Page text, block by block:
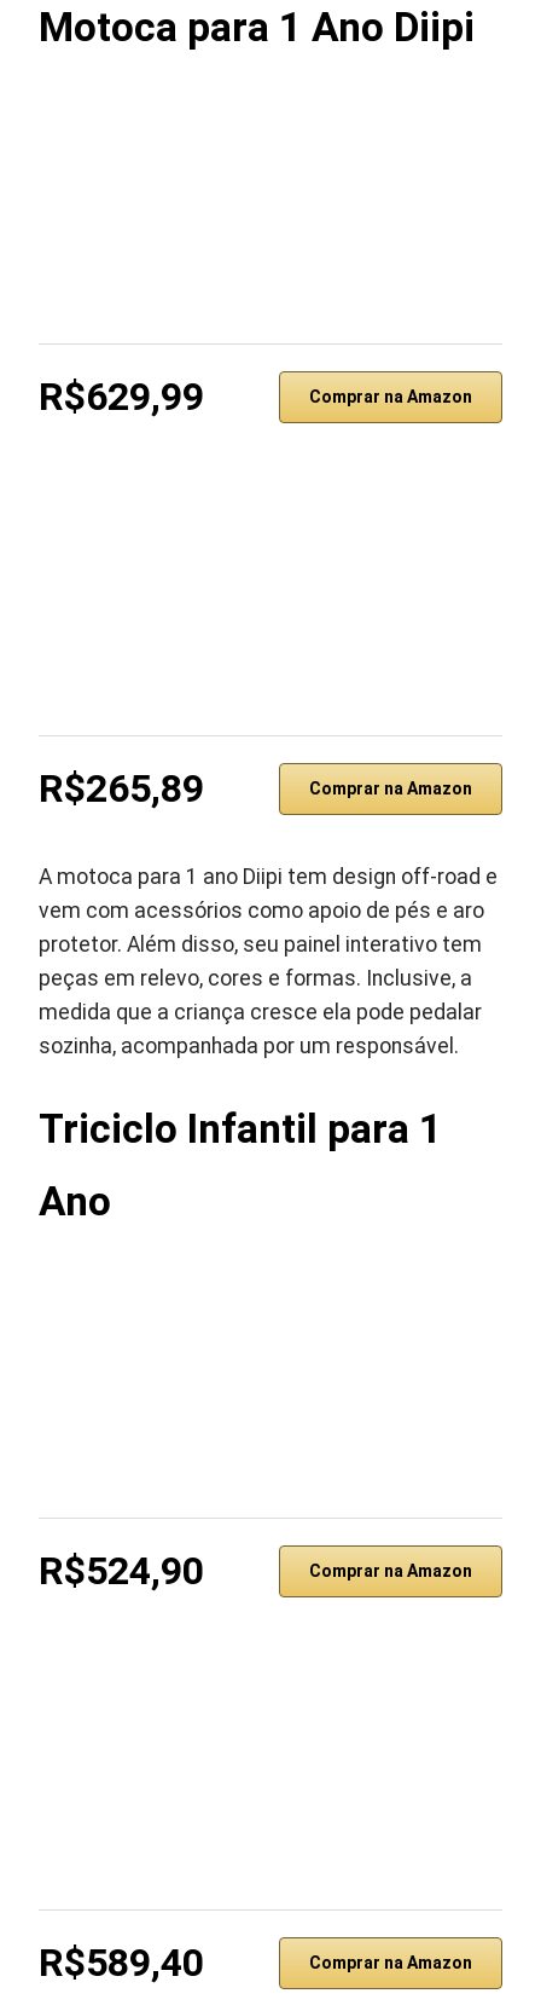
Motoca para 1 Ano Diipi
R$629,99 Comprar na Amazon
R$265,89 Comprar na Amazon
A motoca para 1 ano Diipi tem design off-road e
vem com acessórios como apoio de pés e aro
protetor. Além disso, seu painel interativo tem
peças em relevo, cores e formas. Inclusive, a
medida que a criança cresce ela pode pedalar
sozinha, acompanhada por um responsável.
Triciclo Infantil para 1
Ano
R$524,90 Comprar na Amazon
R$589,40 Comprar na Amazon